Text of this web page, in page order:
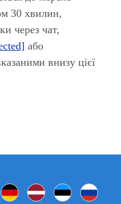
30 хвилин,
через чат,
або
внизу цієї